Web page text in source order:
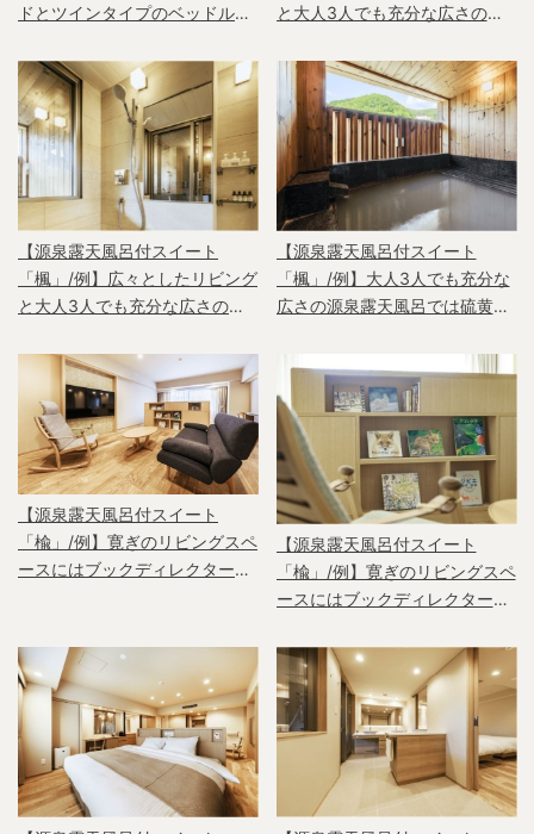
ドとツインタイプのベッドルー
と大人3人でも充分な広さの源
【源泉露天風呂付スイート
「楓」/例】広々としたリビング
と大人3人でも充分な広さの源
【源泉露天風呂付スイート
「楓」/例】大人3人でも充分な
広さの源泉露天風呂では硫黄泉
【源泉露天風呂付スイート
「楡」/例】寛ぎのリビングスペ
ースにはブックディレクター幅
【源泉露天風呂付スイート
「楡」/例】寛ぎのリビングスペ
ースにはブックディレクター幅
プレイ